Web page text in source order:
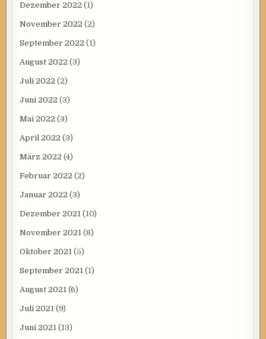
Dezember 2022 (1)
November 2022 (2)
September 2022 (1)
August 2022 (3)
Juli 2022 (2)
Juni 2022 (3)
Mai 2022 (3)
April 2022 (3)
März 2022 (4)
Februar 2022 (2)
Januar 2022 (3)
Dezember 2021 (10)
November 2021 (8)
Oktober 2021 (5)
September 2021 (1)
August 2021 (6)
Juli 2021 (9)
Juni 2021 (13)